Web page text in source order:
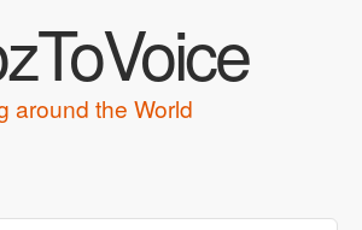
around the World